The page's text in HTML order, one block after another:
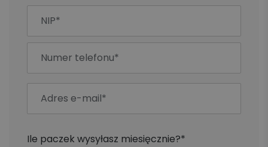
Ile paczek wysyłasz miesięcznie?*